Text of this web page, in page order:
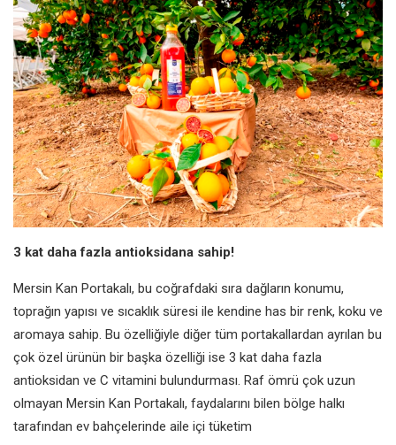
3 kat daha fazla antioksidana sahip!
Mersin Kan Portakalı, bu coğrafdaki sıra dağların konumu,
toprağın yapısı ve sıcaklık süresi ile kendine has bir renk, koku ve
aromaya sahip. Bu özelliğiyle diğer tüm portakallardan ayrılan bu
çok özel ürünün bir başka özelliği ise 3 kat daha fazla
antioksidan ve C vitamini bulundurması. Raf ömrü çok uzun
olmayan Mersin Kan Portakalı, faydalarını bilen bölge halkı
tarafından ev bahçelerinde aile içi tüketim